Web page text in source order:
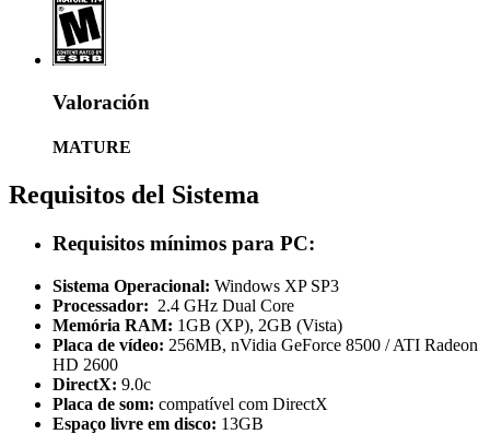
Valoración
MATURE
Requisitos del Sistema
Requisitos mínimos para PC:
Sistema Operacional: Windows XP SP3
Processador: 2.4 GHz Dual Core
Memória RAM: 1GB (XP), 2GB (Vista)
Placa de vídeo: 256MB, nVidia GeForce 8500 / ATI Radeon
HD 2600
DirectX: 9.0c
Placa de som: compatível com DirectX
Espaço livre em disco: 13GB